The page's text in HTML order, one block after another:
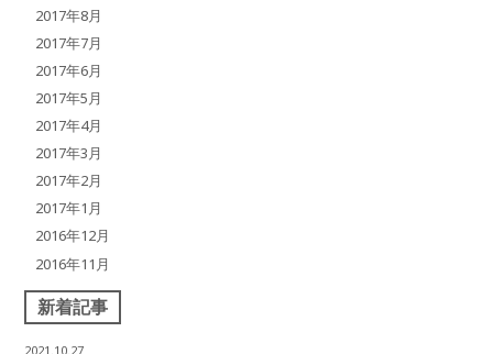
2017年8月
2017年7月
2017年6月
2017年5月
2017年4月
2017年3月
2017年2月
2017年1月
2016年12月
2016年11月
新着記事
2021.10.27